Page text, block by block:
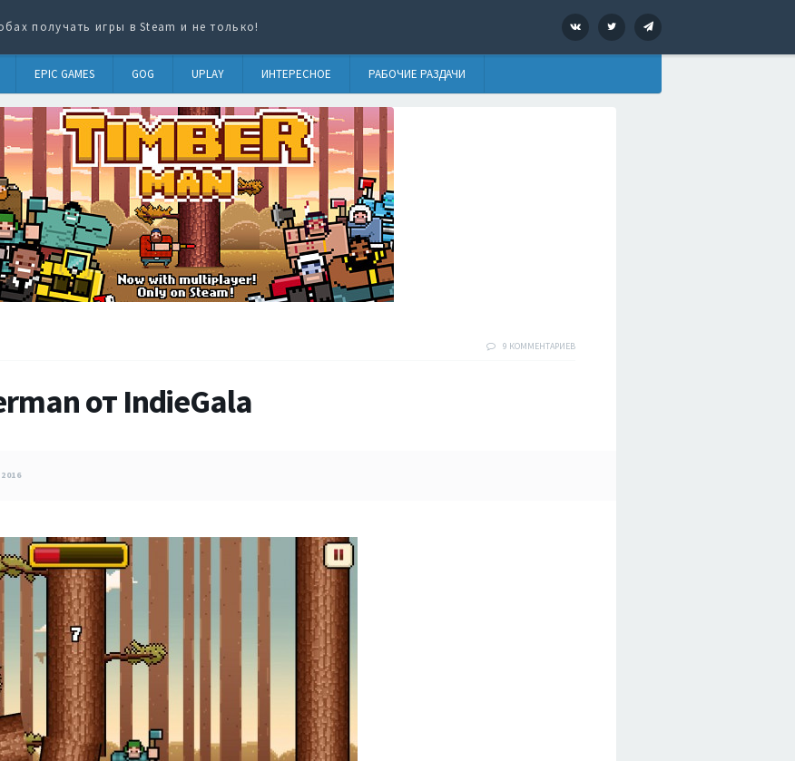
получать игры в Steam и не только! VK Twitter
EPIC GAMES GOG UPLAY ИНТЕРЕСНОЕ РАБОЧИЕ РАЗДАЧИ
9 КОММЕНТАРИЕВ
от IndieGala